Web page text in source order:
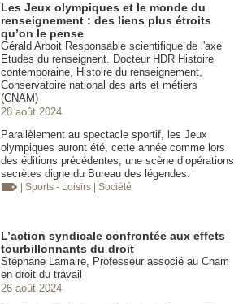
Les Jeux olympiques et le monde du
renseignement : des liens plus étroits
qu’on le pense
Gérald Arboit Responsable scientifique de l'axe
Etudes du renseignent. Docteur HDR Histoire
contemporaine, Histoire du renseignement,
Conservatoire national des arts et métiers
(CNAM)
28 août 2024
Parallèlement au spectacle sportif, les Jeux
olympiques auront été, cette année comme lors
des éditions précédentes, une scène d’opérations
secrètes digne du Bureau des légendes.
| Sports - Loisirs | Société
L’action syndicale confrontée aux effets
tourbillonnants du droit
Stéphane Lamaire, Professeur associé au Cnam
en droit du travail
26 août 2024